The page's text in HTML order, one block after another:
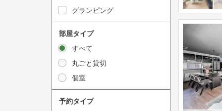
e
a
c
t
w
i
n
t
e
r
a
c
w
グランピング
部屋タイプ
すべて
丸ごと貸切
個室
予約タイプ